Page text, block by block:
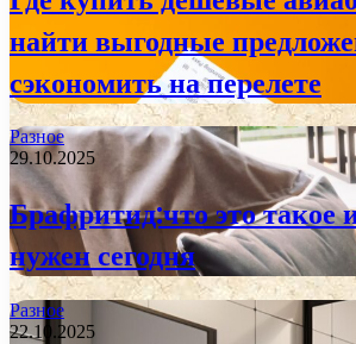
найти выгодные
сэкономить на перелете
Разное
29.10.2025
Брафритид:что это такое
нужен сегодня
Разное
22.10.2025